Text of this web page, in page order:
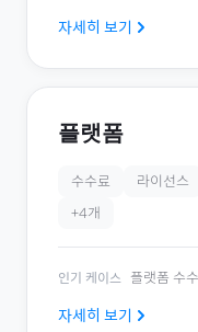
자세히 보기
플랫폼
수수료 라이선스
+4개
인기 케이스 플랫폼 수
자세히 보기